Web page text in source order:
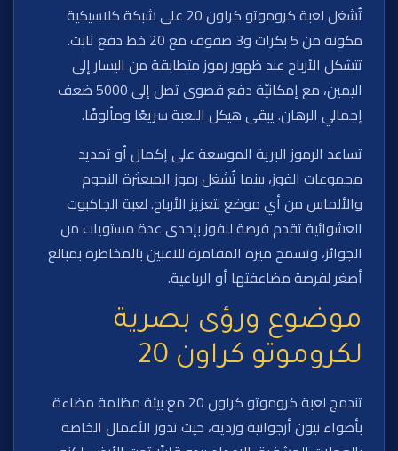
تُشغل لعبة كروموتو كراون 20 على شبكة كلاسيكية
مكونة من 5 بكرات و3 صفوف مع 20 خط دفع ثابت.
تتشكل الأرباح عند ظهور رموز متطابقة من اليسار إلى
اليمين، مع إمكانيّة دفع قصوى تصل إلى 5000 ضعف
إجمالي الرهان. يبقى هيكل اللعبة سريعًا ومألوفًا.
تساعد الرموز البرية الموسعة على إكمال أو تمديد
مجموعات الفوز، بينما تُشغل رموز المبعثرة النجوم
والألماس من أي موضع لتعزيز الأرباح. لعبة الجاكبوت
العشوائية تقدم فرصة للفوز بإحدى عدة مستويات من
الجوائز، وتسمح ميزة المقامرة للاعبين بالمخاطرة بمبالغ
أصغر لفرصة مضاعفتها أو الرباعية.
موضوع ورؤى بصرية
لكروموتو كراون 20
تندمج لعبة كروموتو كراون 20 مع بيئة مظلمة مضاءة
بأضواء نيون أرجوانية وردية، حيث تدور الأعمال الخاصة